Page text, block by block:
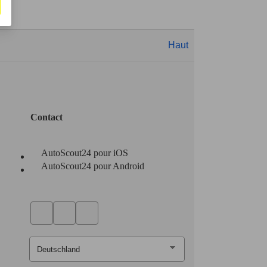
Haut
Contact
AutoScout24 pour iOS
AutoScout24 pour Android